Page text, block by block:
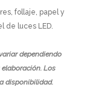
follaje, papel y
de luces LED.
dependiendo
Los
disponibilidad.